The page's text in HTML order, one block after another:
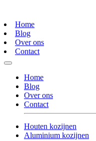
Home
Blog
Over ons
Contact
Home
Blog
Over ons
Contact
Houten kozijnen
Aluminium kozijnen